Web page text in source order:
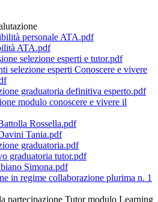
personale ATA.pdf
ATA.pdf
selezione esperti e tutor.pdf
selezione esperti Conoscere e vivere
graduatoria definitiva esperto.pdf
modulo conoscere e vivere il
Rossella.pdf
Tania.pdf
graduatoria.pdf
graduatoria tutor.pdf
Simona.pdf
in regime collaborazione plurima n. 1
partecipazione Tutor modulo Learning